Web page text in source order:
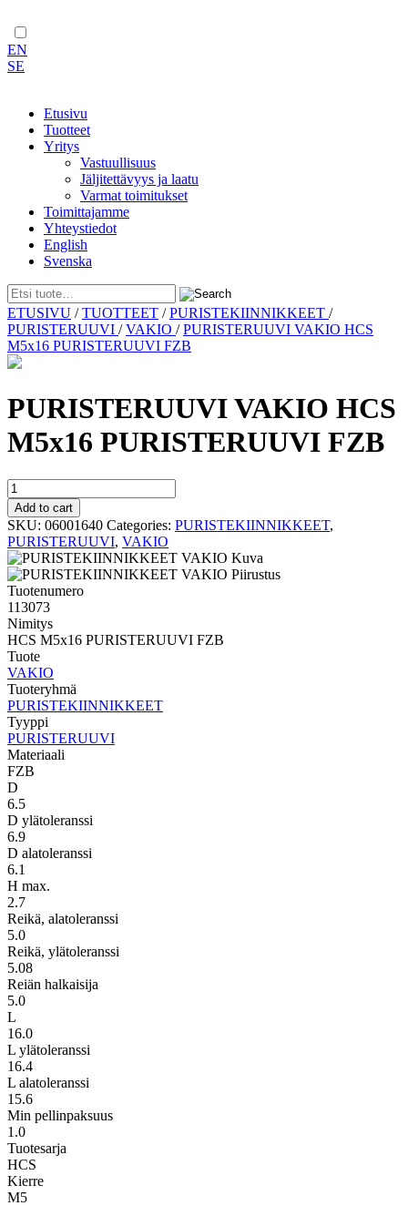
EN
SE
Etusivu
Tuotteet
Yritys
Vastuullisuus
Jäljitettävyys ja laatu
Varmat toimitukset
Toimittajamme
Yhteystiedot
English
Svenska
Skip
to
content
ETUSIVU /TUOTTEET /PURISTEKIINNIKKEET /
PURISTERUUVI /VAKIO /PURISTERUUVI VAKIO HCS
M5x16 PURISTERUUVI FZB
PURISTERUUVI VAKIO HCS
M5x16 PURISTERUUVI FZB
PURISTERUUVI
VAKIO
HCS
M5x16
PURISTERUUVI
FZB
quantity
Add to cart
SKU: 06001640 Categories: PURISTEKIINNIKKEET,
PURISTERUUVI, VAKIO
Tuotenumero
113073
Nimitys
HCS M5x16 PURISTERUUVI FZB
Tuote
VAKIO
Tuoteryhmä
PURISTEKIINNIKKEET
Tyyppi
PURISTERUUVI
Materiaali
FZB
D
6.5
D ylätoleranssi
6.9
D alatoleranssi
6.1
H max.
2.7
Reikä, alatoleranssi
5.0
Reikä, ylätoleranssi
5.08
Reiän halkaisija
5.0
L
16.0
L ylätoleranssi
16.4
L alatoleranssi
15.6
Min pellinpaksuus
1.0
Tuotesarja
HCS
Kierre
M5